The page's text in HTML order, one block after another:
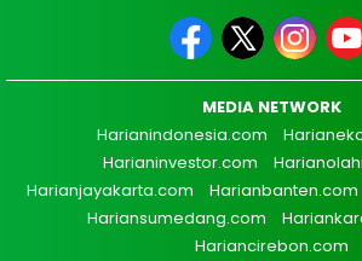
MEDIA NETWORK
Harianindonesia.com
Harianinvestor.com
Harianjayakarta.com
Harianbanten.com
Hariansumedang.com
Hariancirebon.com